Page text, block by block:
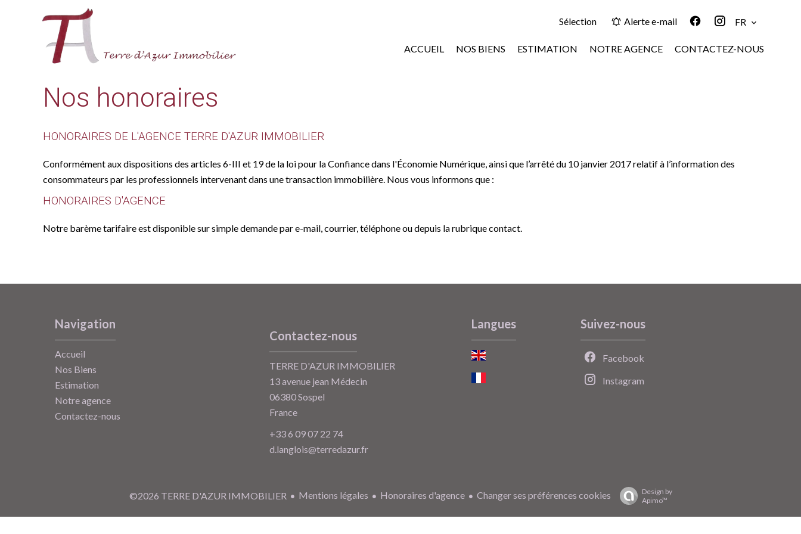
Sélection Alerte e-mail FR
ACCUEIL NOS BIENS ESTIMATION NOTRE AGENCE CONTACTEZ-NOUS
Nos honoraires
HONORAIRES DE L'AGENCE TERRE D'AZUR IMMOBILIER
Conformément aux dispositions des articles 6-III et 19 de la loi pour la Confiance dans l'Économie Numérique, ainsi que l’arrêté du 10 janvier 2017 relatif à l’information des
consommateurs par les professionnels intervenant dans une transaction immobilière. Nous vous informons que :
HONORAIRES D'AGENCE
Notre barème tarifaire est disponible sur simple demande par e-mail, courrier, téléphone ou depuis la rubrique contact.
Navigation
Accueil
Nos Biens
Estimation
Notre agence
Contactez-nous
Contactez-nous
TERRE D'AZUR IMMOBILIER
13 avenue jean Médecin
06380Sospel
France
+33 6 09 07 22 74
d.langlois@terredazur.fr
Langues Suivez-nous
Facebook
Instagram
©2026 TERRE D'AZUR IMMOBILIER Mentions légales Honoraires d'agence Changer ses préférences cookies
Design by
Apimo™